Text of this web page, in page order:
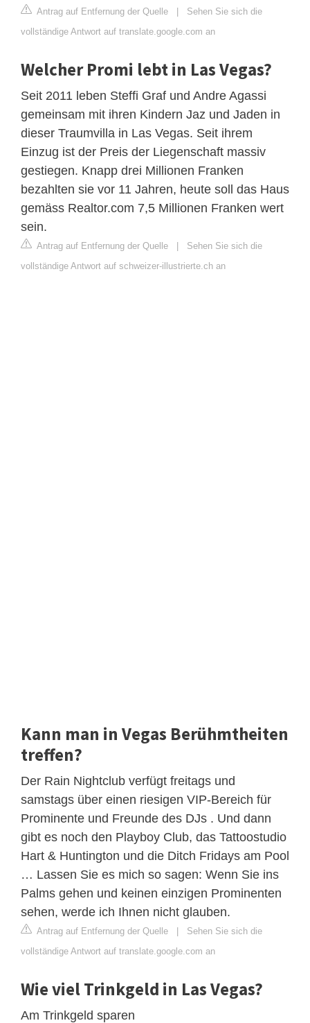
Antrag auf Entfernung der Quelle | Sehen Sie sich die
vollständige Antwort auf translate.google.com an
Welcher Promi lebt in Las Vegas?
Seit 2011 leben Steffi Graf und Andre Agassi
gemeinsam mit ihren Kindern Jaz und Jaden in
dieser Traumvilla in Las Vegas. Seit ihrem
Einzug ist der Preis der Liegenschaft massiv
gestiegen. Knapp drei Millionen Franken
bezahlten sie vor 11 Jahren, heute soll das Haus
gemäss Realtor.com 7,5 Millionen Franken wert
sein.
Antrag auf Entfernung der Quelle | Sehen Sie sich die
vollständige Antwort auf schweizer-illustrierte.ch an
Kann man in Vegas Berühmtheiten
treffen?
Der Rain Nightclub verfügt freitags und
samstags über einen riesigen VIP-Bereich für
Prominente und Freunde des DJs . Und dann
gibt es noch den Playboy Club, das Tattoostudio
Hart & Huntington und die Ditch Fridays am Pool
… Lassen Sie es mich so sagen: Wenn Sie ins
Palms gehen und keinen einzigen Prominenten
sehen, werde ich Ihnen nicht glauben.
Antrag auf Entfernung der Quelle | Sehen Sie sich die
vollständige Antwort auf translate.google.com an
Wie viel Trinkgeld in Las Vegas?
Am Trinkgeld sparen